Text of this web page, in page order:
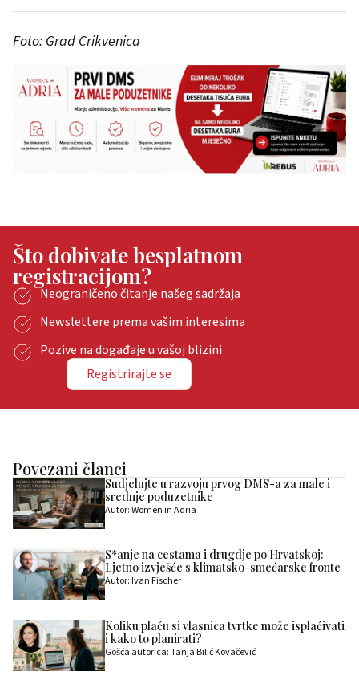
Foto: Grad Crikvenica
Što dobivate besplatnom
registracijom?
Neograničeno čitanje našeg sadržaja
Newslettere prema vašim interesima
Pozive na događaje u vašoj blizini
Registrirajte se
Povezani članci
Sudjelujte u razvoju prvog DMS-a za male i
srednje poduzetnike
Autor: Women in Adria
S*anje na cestama i drugdje po Hrvatskoj:
Ljetno izvješće s klimatsko-smećarske fronte
Autor: Ivan Fischer
Koliku plaću si vlasnica tvrtke može isplaćivati
i kako to planirati?
Gošća autorica: Tanja Bilić Kovačević